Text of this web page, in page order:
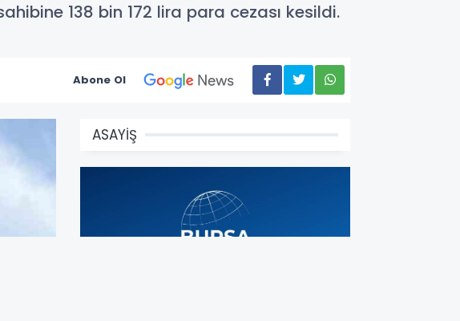
138 bin 172 lira para cezası kesildi.
Abone Ol
ASAYİŞ